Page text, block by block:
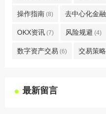
操作指南 (8) 去中心化金融
OKX资讯 (7) 风险规避 (4)
数字资产交易 (6) 交易策略
最新留言